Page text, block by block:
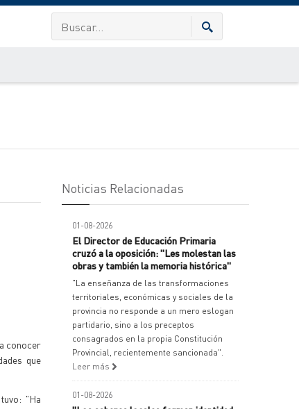
conocer
que
"Ha
Noticias Relacionadas
01-08-2026
El Director de Educación Primaria
cruzó a la oposición: "Les molestan las
obras y también la memoria histórica"
"La enseñanza de las transformaciones
territoriales, económicas y sociales de la
provincia no responde a un mero eslogan
partidario, sino a los preceptos
consagrados en la propia Constitución
Provincial, recientemente sancionada".
Leer más
01-08-2026